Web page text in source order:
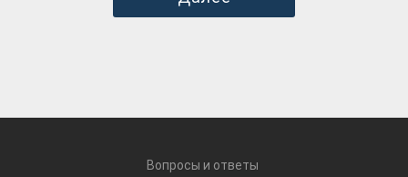
Вопросы и ответы